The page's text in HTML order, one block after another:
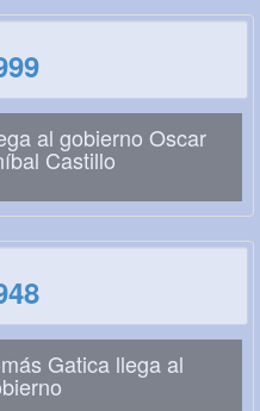
al gobierno Oscar
Castillo
Gatica llega al